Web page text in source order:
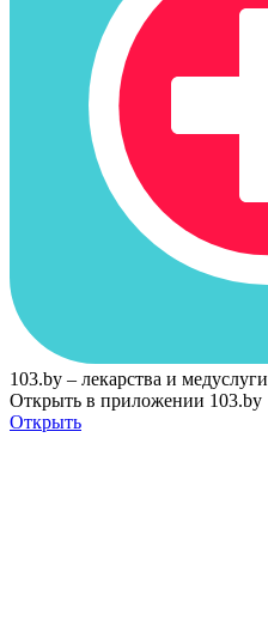
103.by – лекарства и медуслуги
Открыть в приложении 103.by
Открыть